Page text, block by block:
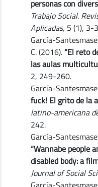
personas con
Trabajo Social.
Aplicadas, 5 (1), 3-
García-
C. (2016). “El reto
las aulas
2, 249-260.
García-
fuck! El grito de la
latino-americana
242.
García-
“Wannabe people
disabled body: a
Journal of Social